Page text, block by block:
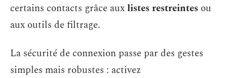
certains contacts grâce auxlistes restreintes ou
aux outils de filtrage.
La sécurité de connexion passe par des gestes
simples mais robustes : activez